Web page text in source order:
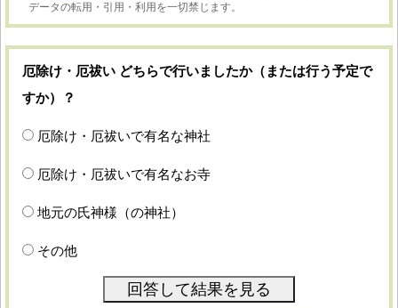
データの転用・引用・利用を一切禁じます。
厄除け・厄祓い どちらで行いましたか（または行う予定で
すか）？
厄除け・厄祓いで有名な神社
厄除け・厄祓いで有名なお寺
地元の氏神様（の神社）
その他